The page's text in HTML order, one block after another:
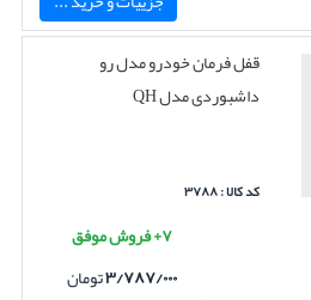
قفل فرمان خودرو مدل رو
داشبوردی مدل QH
کد کالا : ۳۷۸۸
۷+ فروش موفق
۳/۷۸۷/۰۰۰تومان